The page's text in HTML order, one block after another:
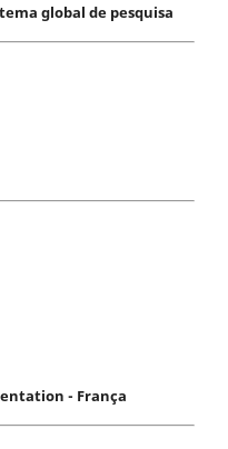
global de pesquisa
- França